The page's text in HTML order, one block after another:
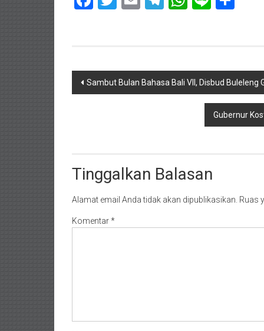
Navigasi
Sambut Bulan Bahasa Bali VII, Disbud
Gubernur
Tinggalkan Balasan
Alamat email Anda tidak akan dipublikasikan. Ruas
Komentar*